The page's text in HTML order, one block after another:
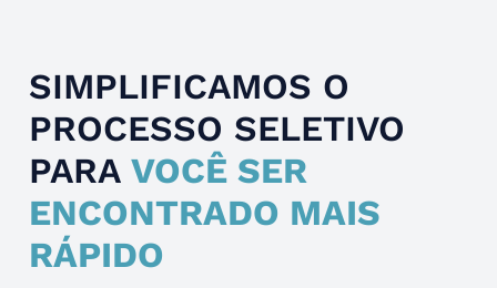
SIMPLIFICAMOS O
PROCESSO SELETIVO
PARA VOCÊ SER
ENCONTRADO MAIS
RÁPIDO